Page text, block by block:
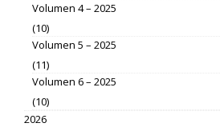
Volumen 4 – 2025
(10)
Volumen 5 – 2025
(11)
Volumen 6 – 2025
(10)
2026